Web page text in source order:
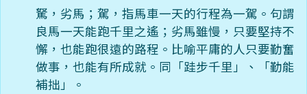
駑，劣馬；駕，指馬車一天的行程為一駕。句謂
良馬一天能跑千里之遙；劣馬雖慢，只要堅持不
懈，也能跑很遠的路程。比喻平庸的人只要勤奮
做事，也能有所成就。同「跬步千里」、「勤能
補拙」。